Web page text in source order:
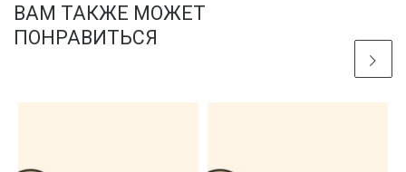
ВАМ ТАКЖЕ МОЖЕТ
ПОНРАВИТЬСЯ